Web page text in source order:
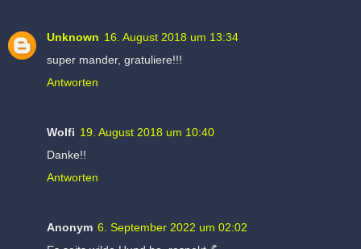
Unknown 16. August 2018 um 13:34
super mander, gratuliere!!!
Antworten
Wolfi 19. August 2018 um 10:40
Danke!!
Antworten
Anonym 6. September 2022 um 02:02